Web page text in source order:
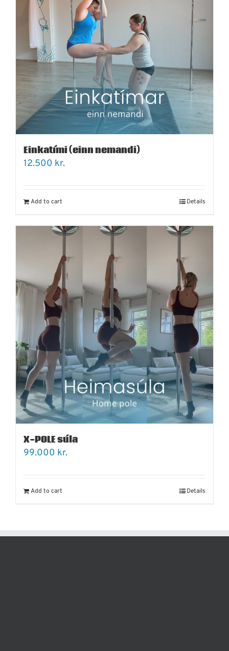
Einkatími (einn nemandi)
12.500 kr.
Add to cart Details
X-POLE súla
99.000 kr.
Add to cart Details